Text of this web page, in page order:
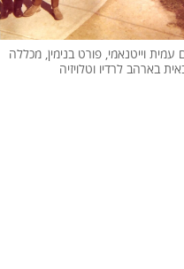
עמית וייטנאמי, פורט בנימין, מכללה
בארהב לרדיו וטלויזיה